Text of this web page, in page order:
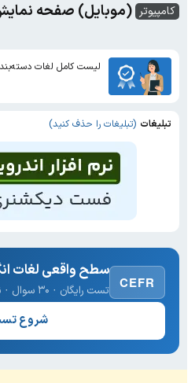
کامپیوتر (موبایل) صفحه
لیست کامل لغات
تبلیغات (تبلیغات را حذف کنید)
CEFR
سطح واقعی لغات
تست رایگان · ۳۰ سوال · نتیجه فوری
شروع